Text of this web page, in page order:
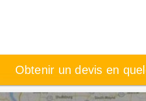
Obtenir un devis en